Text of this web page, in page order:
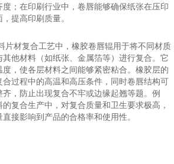
；在印刷行业中，卷唇能够确保纸张在压印
提高印刷质量。
片材复合工艺中，橡胶卷唇辊用于将不同材质
他材料（如纸张、金属箔等）进行复合。它
，使各层材料之间能够紧密粘合。橡胶层的
过程中的高温和高压条件，同时卷唇结构可
，防止出现复合不牢或边缘起翘等题。例
复合生产中，对复合质量和卫生要求极高，
接影响到产品的合格率和使用性。